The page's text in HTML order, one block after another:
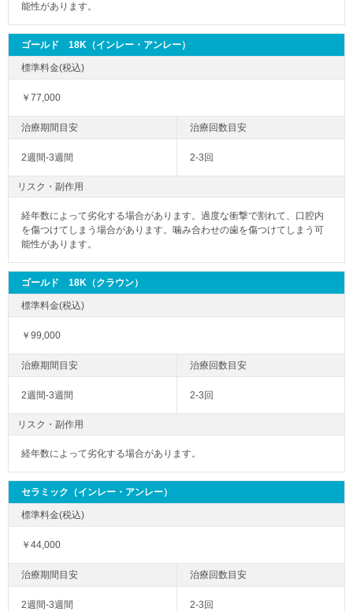
能性があります。
ゴールド 18K（インレー・アンレー）
￥77,000
2週間-3週間 2-3回
リスク・副作用
経年数によって劣化する場合があります。過度な衝撃で割れて、口腔内
を傷つけてしまう場合があります。噛み合わせの歯を傷つけてしまう可
能性があります。
ゴールド 18K（クラウン）
￥99,000
2週間-3週間 2-3回
リスク・副作用
経年数によって劣化する場合があります。
セラミック（インレー・アンレー）
￥44,000
2週間-3週間 2-3回